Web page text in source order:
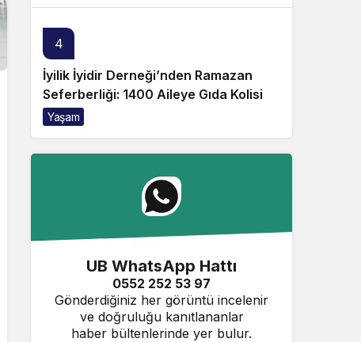
4
İyilik İyidir Derneği’nden Ramazan
Seferberliği: 1400 Aileye Gıda Kolisi
Yaşam
UB WhatsApp Hattı
0552 252 53 97
Gönderdiğiniz her görüntü incelenir
ve doğruluğu kanıtlananlar
haber bültenlerinde yer bulur.